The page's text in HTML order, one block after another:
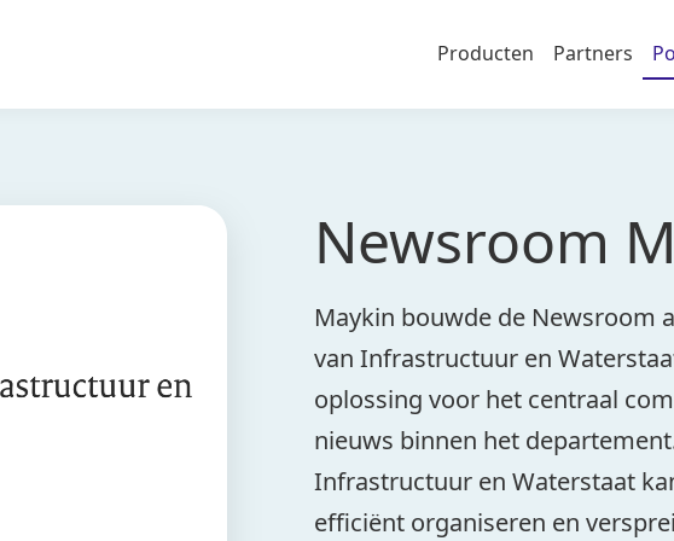
Producten
Partners
Newsroom
Maykin bouwde de Newsroom
van Infrastructuur en
oplossing voor het centraal
nieuws binnen het
Infrastructuur en Waterstaat
efficiënt organiseren en